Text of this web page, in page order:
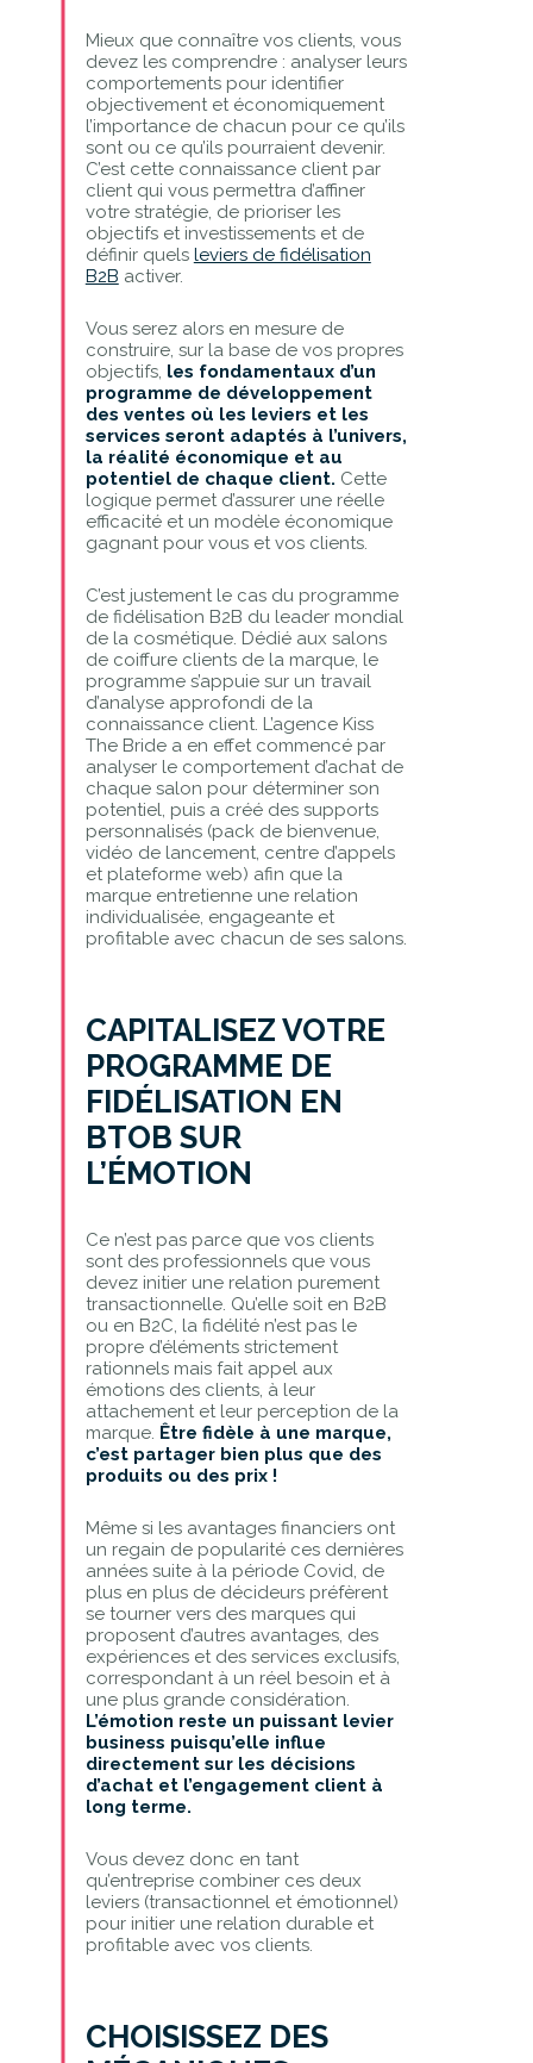
Mieux que connaître vos clients, vous
devez les comprendre : analyser leurs
comportements pour identifier
objectivement et économiquement
l’importance de chacun pour ce qu’ils
sont ou ce qu’ils pourraient devenir.
C’est cette connaissance client par
client qui vous permettra d’affiner
votre stratégie, de prioriser les
objectifs et investissements et de
définir quels leviers de fidélisation
B2B activer.
Vous serez alors en mesure de
construire, sur la base de vos propres
objectifs, les fondamentaux d’un
programme de développement
des ventes où les leviers et les
services seront adaptés à l’univers,
la réalité économique et au
potentiel de chaque client. Cette
logique permet d’assurer une réelle
efficacité et un modèle économique
gagnant pour vous et vos clients.
C’est justement le cas du programme
de fidélisation B2B du leader mondial
de la cosmétique. Dédié aux salons
de coiffure clients de la marque, le
programme s’appuie sur un travail
d’analyse approfondi de la
connaissance client. L’agence Kiss
The Bride a en effet commencé par
analyser le comportement d’achat de
chaque salon pour déterminer son
potentiel, puis a créé des supports
personnalisés (pack de bienvenue,
vidéo de lancement, centre d’appels
et plateforme web) afin que la
marque entretienne une relation
individualisée, engageante et
profitable avec chacun de ses salons.
CAPITALISEZ VOTRE
PROGRAMME DE
FIDÉLISATION EN
BTOB SUR
L’ÉMOTION
Ce n’est pas parce que vos clients
sont des professionnels que vous
devez initier une relation purement
transactionnelle. Qu’elle soit en B2B
ou en B2C, la fidélité n’est pas le
propre d’éléments strictement
rationnels mais fait appel aux
émotions des clients, à leur
attachement et leur perception de la
marque. Être fidèle à une marque,
c’est partager bien plus que des
produits ou des prix !
Même si les avantages financiers ont
un regain de popularité ces dernières
années suite à la période Covid, de
plus en plus de décideurs préfèrent
se tourner vers des marques qui
proposent d’autres avantages, des
expériences et des services exclusifs,
correspondant à un réel besoin et à
une plus grande considération.
L’émotion reste un puissant levier
business puisqu’elle influe
directement sur les décisions
d’achat et l’engagement client à
long terme.
Vous devez donc en tant
qu’entreprise combiner ces deux
leviers (transactionnel et émotionnel)
pour initier une relation durable et
profitable avec vos clients.
CHOISISSEZ DES